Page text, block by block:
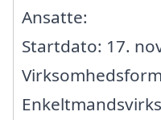
Ansatte:
Startdato: 17.